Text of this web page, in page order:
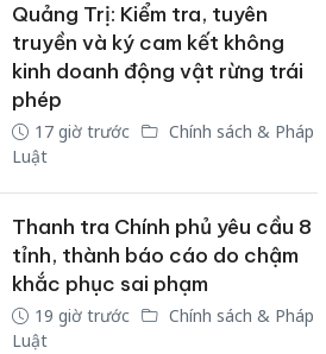
Quảng Trị: Kiểm tra, tuyên
truyền và ký cam kết không
kinh doanh động vật rừng trái
phép
17 giờ trước
Chính sách & Pháp
Luật
Thanh tra Chính phủ yêu cầu 8
tỉnh, thành báo cáo do chậm
khắc phục sai phạm
19 giờ trước
Chính sách & Pháp
Luật